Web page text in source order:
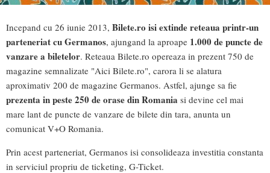
Incepand cu 26 iunie 2013, Bilete.ro isi extinde reteaua printr-un
parteneriat cu Germanos, ajungand la aproape 1.000 de puncte de
vanzare a biletelor. Reteaua Bilete.ro opereaza in prezent 750 de
magazine semnalizate "Aici Bilete.ro", carora li se alatura
aproximativ 200 de magazine Germanos. Astfel, ajunge sa fie
prezenta in peste 250 de orase din Romania si devine cel mai
mare lant de puncte de vanzare de bilete din tara, anunta un
comunicat V+O Romania.
Prin acest parteneriat, Germanos isi consolideaza investitia constanta
in serviciul propriu de ticketing, G-Ticket.